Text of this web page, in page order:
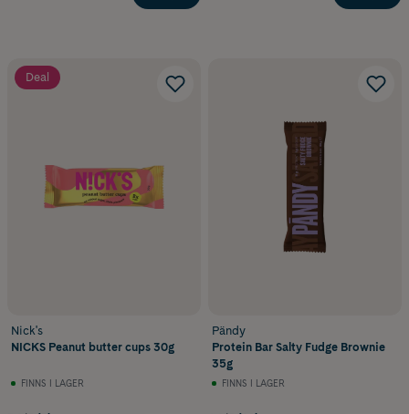
Deal
Nick's
NICKS Peanut butter cups 30g
FINNS I LAGER
Pändy
Protein Bar Salty Fudge Brownie
35g
FINNS I LAGER